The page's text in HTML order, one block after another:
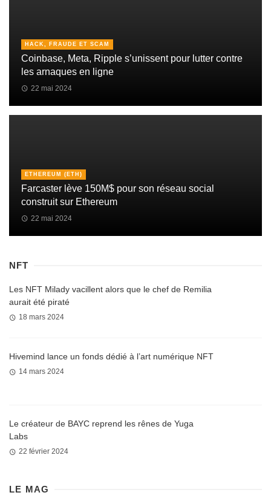
HACK, FRAUDE ET SCAM
Coinbase, Meta, Ripple s’unissent pour lutter contre
les arnaques en ligne
22 mai 2024
ETHEREUM (ETH)
Farcaster lève 150M$ pour son réseau social
construit sur Ethereum
22 mai 2024
NFT
Les NFT Milady vacillent alors que le chef de Remilia
aurait été piraté
18 mars 2024
Hivemind lance un fonds dédié à l’art numérique NFT
14 mars 2024
Le créateur de BAYC reprend les rênes de Yuga
Labs
22 février 2024
LE MAG